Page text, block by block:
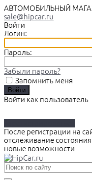
АВТОМОБИЛЬНЫЙ
sale@hipcar.ru
Войти
Логин:
Пароль:
Забыли пароль?
Запомнить меня
Войти как пользователь
После регистрации на
отслеживание
новые возможности